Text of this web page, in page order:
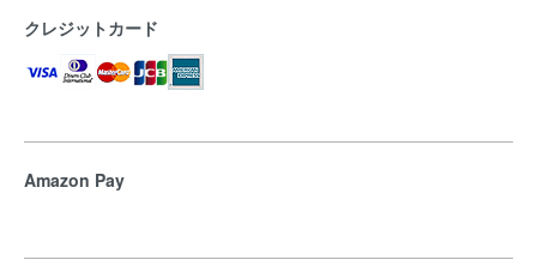
クレジットカード
Amazon Pay